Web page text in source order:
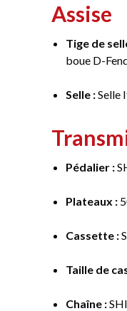
Assise
Tige de
boue D-
Selle :Selle
Pédalier :
Plateaux :
Cassette :
Taille de
Chaîne :